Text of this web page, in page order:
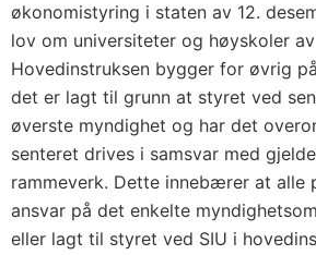
økonomistyring i staten av 12.
lov om universiteter og høyskoler
Hovedinstruksen bygger for øvrig
det er lagt til grunn at styret ved
øverste myndighet og har det
senteret drives i samsvar med
rammeverk. Dette innebærer at alle
ansvar på det enkelte
eller lagt til styret ved SIU i